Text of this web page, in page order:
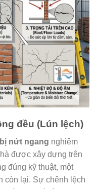
đều (Lún lệch)
nứt ngang nghiêm
được xây dựng trên
đúng kỹ thuật, một
còn lại. Sự chênh lệch